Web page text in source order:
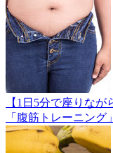
【1日5分で座りな
「腹筋トレーニング